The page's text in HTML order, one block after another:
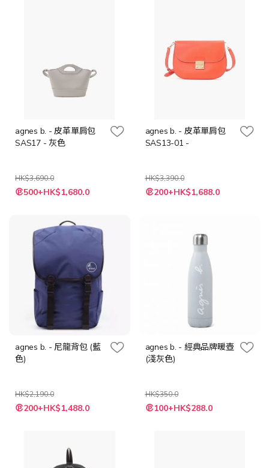
agnes b. - 皮革單肩包
SAS17 - 灰色
HK$3,690.0
特
殊 500+HK$1,680.0
agnes b. - 皮革單肩包
SAS13-01 -
HK$3,390.0
特
殊 200+HK$1,688.0
agnes b. - 尼龍背包 (藍
色)
HK$2,190.0
特
殊 200+HK$1,488.0
agnes b. - 經典品牌暖壺
(淺灰色)
HK$350.0
特
殊 100+HK$288.0